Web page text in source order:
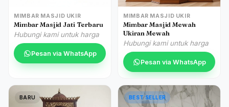
MIMBAR MASJID UKIR
Mimbar Masjid Jati Terbaru
Hubungi kami untuk harga
Pesan via WhatsApp
MIMBAR MASJID UKIR
Mimbar Masjid Mewah
Ukiran Mewah
Hubungi kami untuk harga
Pesan via WhatsApp
BARU BEST SELLER